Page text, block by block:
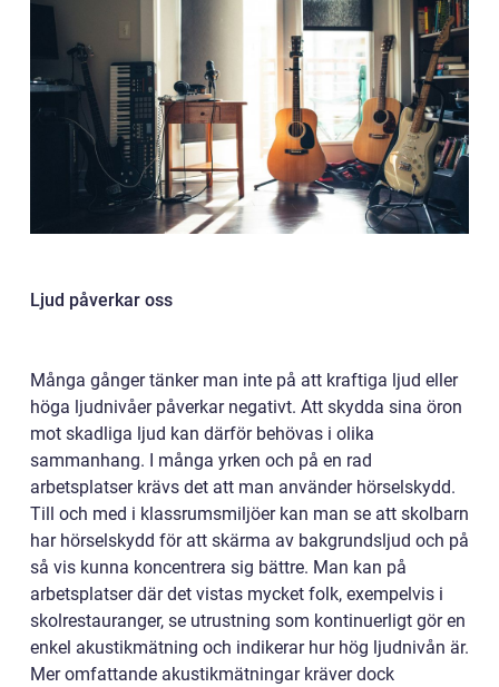
Ljud påverkar oss
Många gånger tänker man inte på att kraftiga ljud eller
höga ljudnivåer påverkar negativt. Att skydda sina öron
mot skadliga ljud kan därför behövas i olika
sammanhang. I många yrken och på en rad
arbetsplatser krävs det att man använder hörselskydd.
Till och med i klassrumsmiljöer kan man se att skolbarn
har hörselskydd för att skärma av bakgrundsljud och på
så vis kunna koncentrera sig bättre. Man kan på
arbetsplatser där det vistas mycket folk, exempelvis i
skolrestauranger, se utrustning som kontinuerligt gör en
enkel akustikmätning och indikerar hur hög ljudnivån är.
Mer omfattande akustikmätningar kräver dock